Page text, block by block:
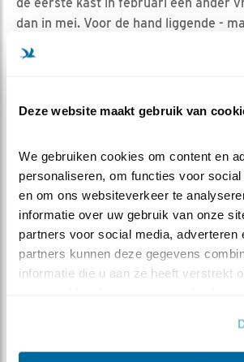
Deze website maakt gebruik van
We gebruiken cookies om content en
personaliseren, om functies voor
en om ons websiteverkeer te
informatie over uw gebruik van onze
partners voor social media, adverteren
partners kunnen deze gegevens
informatie die u aan ze heeft verstrekt
dan in mei. Voor de hand liggende -
onbewezen - conclusie: vrouw
nestkast in de perenboom betrokken.
moeten we nog uit zien te vissen.
Meer over dit nest en over andere
gebeurtenissen afgelopen vrijdag en
PROOIEN
Nu de steenuilen steeds vaker niet
nauwgezet de prooiaanvoer te volgen.
onafgebroken prooitellen heeft een